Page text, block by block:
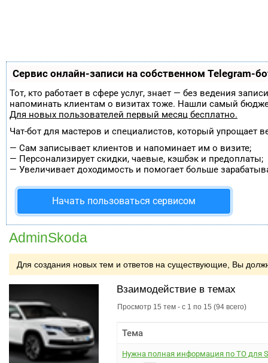
Сервис онлайн-записи на собственном Telegram-
Тот, кто работает в сфере услуг, знает — без ведения
напоминать клиентам о визитах тоже. Нашли самый
Для новых пользователей первый месяц бесплатно.
Чат-бот для мастеров и специалистов, который упрощает
— Сам записывает клиентов и напоминает им о визите;
— Персонализирует скидки, чаевые, кэшбэк и предоплаты;
— Увеличивает доходимость и помогает больше
Начать пользоваться сервисом
AdminSkoda
Для создания новых тем и ответов на существующие, Вы
Взаимодействие в темах
Просмотр 15 тем - с 1 по 15 (94 всего)
Тема
Нужна полная информация по ТО для